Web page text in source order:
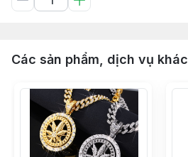
Các sản phẩm, dịch vụ khác